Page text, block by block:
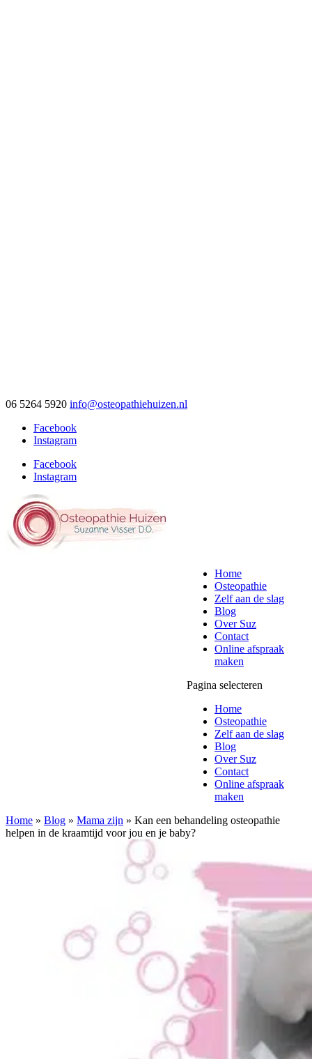
06 5264 5920 info@osteopathiehuizen.nl
Facebook
Instagram
Facebook
Instagram
Home
Osteopathie
Zelf aan de slag
Blog
Over Suz
Contact
Online afspraak
maken
Pagina selecteren
Home
Osteopathie
Zelf aan de slag
Blog
Over Suz
Contact
Online afspraak
maken
Home » Blog » Mama zijn » Kan een behandeling osteopathie
helpen in de kraamtijd voor jou en je baby?